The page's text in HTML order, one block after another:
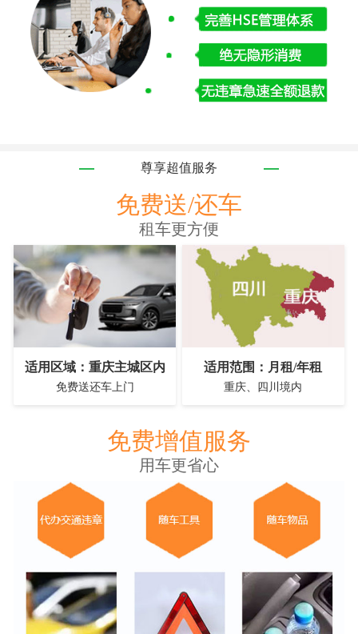
尊享超值服务
免费送/还车
租车更方便
适用区域：重庆主城区内
免费送还车上门
适用范围：月租/年租
重庆、四川境内
免费增值服务
用车更省心